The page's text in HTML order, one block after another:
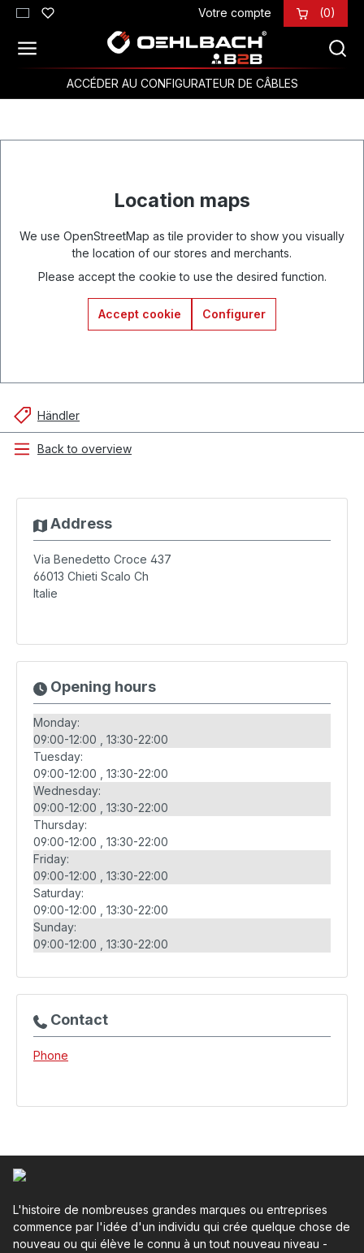
Passer au contenu principal Votre compte (0)
ACCÉDER AU CONFIGURATEUR DE CÂBLES
Location maps
We use OpenStreetMap as tile provider to show you visually
the location of our stores and merchants.
Please accept the cookie to use the desired function.
Accept cookie Configurer
Händler
Back to overview
Address
Via Benedetto Croce 437
66013 Chieti Scalo Ch
Italie
Opening hours
Monday:
09:00-12:00
13:30-22:00
Tuesday:
09:00-12:00
13:30-22:00
Wednesday:
09:00-12:00
13:30-22:00
Thursday:
09:00-12:00
13:30-22:00
Friday:
09:00-12:00
13:30-22:00
Saturday:
09:00-12:00
13:30-22:00
Sunday:
09:00-12:00
13:30-22:00
Contact
Phone
L'histoire de nombreuses grandes marques ou entreprises
commence par l'idée d'un individu qui crée quelque chose de
nouveau ou qui élève le connu à un tout nouveau niveau -